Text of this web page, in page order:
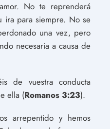
No te reprenderá
ira para siempre. No se
una vez, pero
necesaria a causa de
de vuestra conducta
ella (Romanos 3:23).
arrepentido y hemos